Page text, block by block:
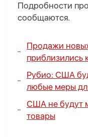
Подробности
сообщаются.
Продажи
приблизились
Рубио: США
любые меры
США не будут
товары